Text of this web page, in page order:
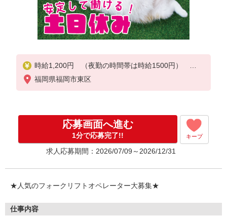
時給1,200円 （夜勤の時間帯は時給1500円）
交通費支給(規定あり)
福岡県福岡市東区
応募画面へ進む
1分で応募完了!! キープ
求人応募期間：2026/07/09～2026/12/31
★人気のフォークリフトオペレーター大募集★
仕事内容